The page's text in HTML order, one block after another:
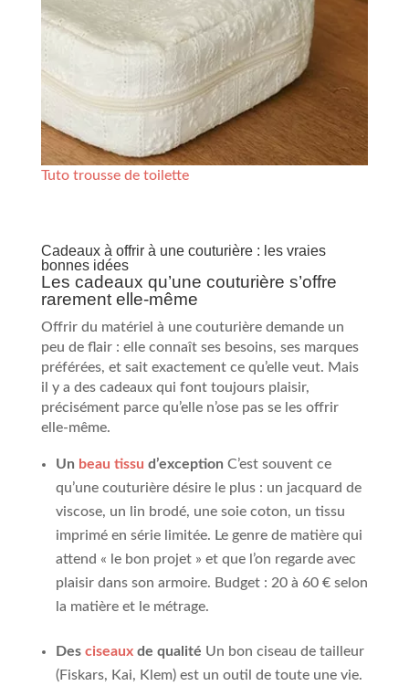
Tuto trousse de toilette
Cadeaux à offrir à une couturière : les vraies
bonnes idées
Les cadeaux qu’une couturière s’offre
rarement elle-même
Offrir du matériel à une couturière demande un
peu de flair : elle connaît ses besoins, ses marques
préférées, et sait exactement ce qu’elle veut. Mais
il y a des cadeaux qui font toujours plaisir,
précisément parce qu’elle n’ose pas se les offrir
elle-même.
Un beau tissu d’exception C’est souvent ce
qu’une couturière désire le plus : un jacquard de
viscose, un lin brodé, une soie coton, un tissu
imprimé en série limitée. Le genre de matière qui
attend « le bon projet » et que l’on regarde avec
plaisir dans son armoire. Budget : 20 à 60 € selon
la matière et le métrage.
Des ciseauxde qualité Un bon ciseau de tailleur
(Fiskars, Kai, Klem) est un outil de toute une vie.